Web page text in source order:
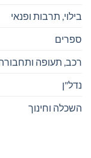
בילוי, תרבות ופנאי
ספרים
רכב, תעופה
נדל"ן
השכלה וחינוך